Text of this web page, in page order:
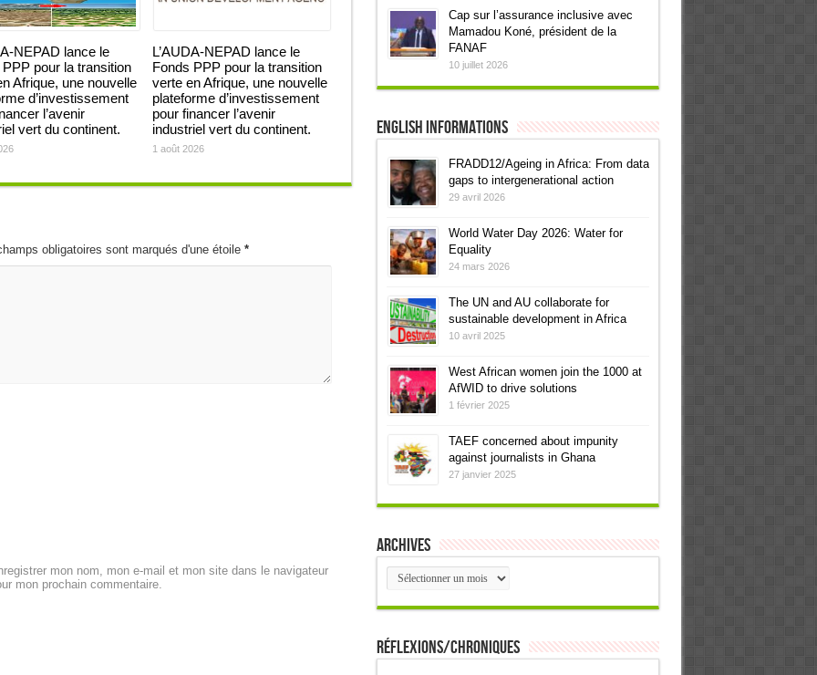
NEPAD lance le
pour la transition
Afrique, une nouvelle
d’investissement
l’avenir
vert du continent.
L’AUDA-NEPAD lance le
Fonds PPP pour la transition
verte en Afrique, une nouvelle
plateforme d’investissement
pour financer l’avenir
industriel vert du continent.
1 août 2026
obligatoires sont marqués d'une étoile *
mon nom, mon e-mail et mon site dans le navigateur
mon prochain commentaire.
Cap sur l’assurance inclusive avec
Mamadou Koné, président de la
FANAF
10 juillet 2026
English informations
FRADD12/Ageing in Africa: From data
gaps to intergenerational action
29 avril 2026
World Water Day 2026: Water for
Equality
24 mars 2026
The UN and AU collaborate for
sustainable development in Africa
10 avril 2025
West African women join the 1000 at
AfWID to drive solutions
1 février 2025
TAEF concerned about impunity
against journalists in Ghana
27 janvier 2025
Archives
Archives
Réflexions/Chroniques